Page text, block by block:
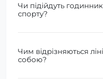
Чи підійдуть
спорту?
Чим відрізняються
собою?